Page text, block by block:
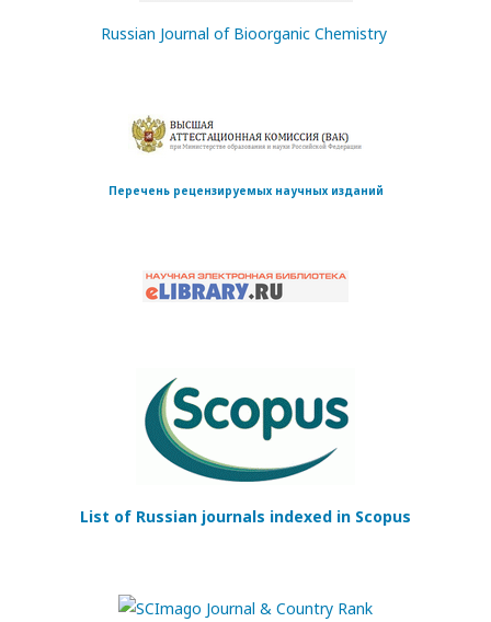
Russian Journal of Bioorganic Chemistry
Перечень рецензируемых научных изданий
List of Russian journals indexed in Scopus